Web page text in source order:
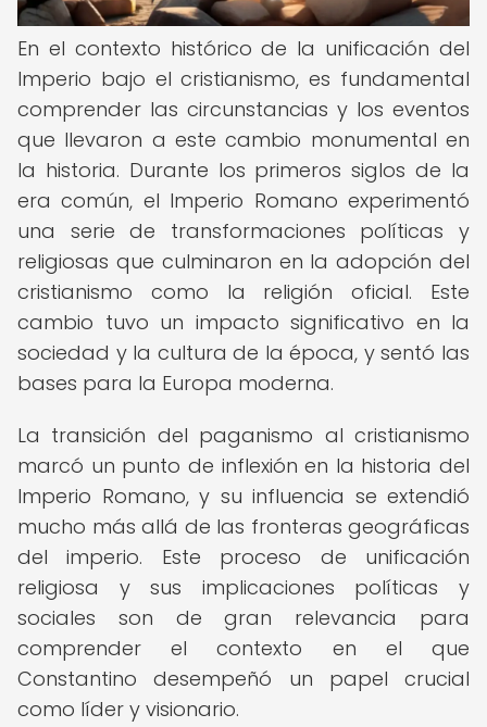
En el contexto histórico de la unificación del
Imperio bajo el cristianismo, es fundamental
comprender las circunstancias y los eventos
que llevaron a este cambio monumental en
la historia. Durante los primeros siglos de la
era común, el Imperio Romano experimentó
una serie de transformaciones políticas y
religiosas que culminaron en la adopción del
cristianismo como la religión oficial. Este
cambio tuvo un impacto significativo en la
sociedad y la cultura de la época, y sentó las
bases para la Europa moderna.
La transición del paganismo al cristianismo
marcó un punto de inflexión en la historia del
Imperio Romano, y su influencia se extendió
mucho más allá de las fronteras geográficas
del imperio. Este proceso de unificación
religiosa y sus implicaciones políticas y
sociales son de gran relevancia para
comprender el contexto en el que
Constantino desempeñó un papel crucial
como líder y visionario.